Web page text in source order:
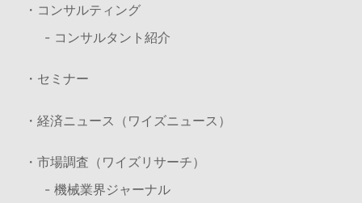
・コンサルティング
- コンサルタント紹介
・セミナー
・経済ニュース（ワイズニュース）
・市場調査（ワイズリサーチ）
- 機械業界ジャーナル